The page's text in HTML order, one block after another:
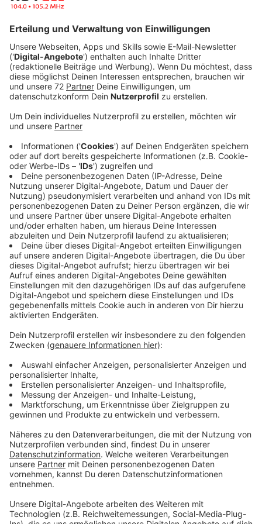
Sport und Musik im Ruhrgebiet
Anzeige
Bereits im Sommer 2015 und 2017 haben die Ruhr
Games mit der Mischung aus olympischen Disziplinen,
Actionsport und Konzerten mehrere zehntausend
Besucher aus der Region und ganz Europa begeistert.
Vom 20.-23. Juni verwandelt sich der Landschaftspark
Duisburg-Nord in einen Schauplatz für 17
Sportwettkämpfe. Ein Mix aus
Leistungssportturnieren, Sportshows und offenen
Wettbewerben verspricht ein Sportprogramm voller
Action, Spannung und Emotionen. Mit Dabei sind unter
anderem Cro und Bosse mit Shows. Das ganze
Programmgibt es hier!
Anzeige
Leonie Kockel
Anzeige
Die 19-Jährige Leonie Kockel spielt für Borussia
Dortmund Handball und ist Botschafterin für die Ruhr
Games 2019. Ihr nächstes großes Ziel nach mehreren
Titeln mit den Junioren: Die 1. Handballbundesliga. Im
Interview gibt sie den Moderatoren ein bisschen
Nachhilfe in Sport.
Anzeige